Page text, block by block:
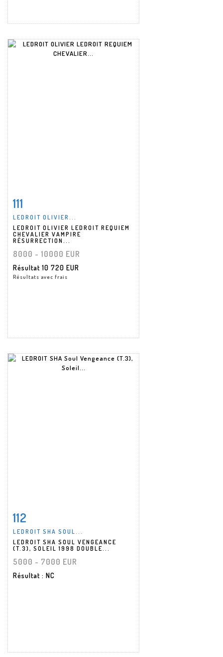
Fiche détaillée
111
LEDROIT OLIVIER...
LEDROIT OLIVIER LEDROIT REQUIEM
CHEVALIER VAMPIRE
RÉSURRECTION...
8000 - 10000 EUR
Résultat 10 720 EUR
Résultats avec frais
Fiche détaillée
112
LEDROIT SHA SOUL...
LEDROIT SHA SOUL VENGEANCE
(T.3), SOLEIL 1998 DOUBLE...
5000 - 7000 EUR
Résultat : NC